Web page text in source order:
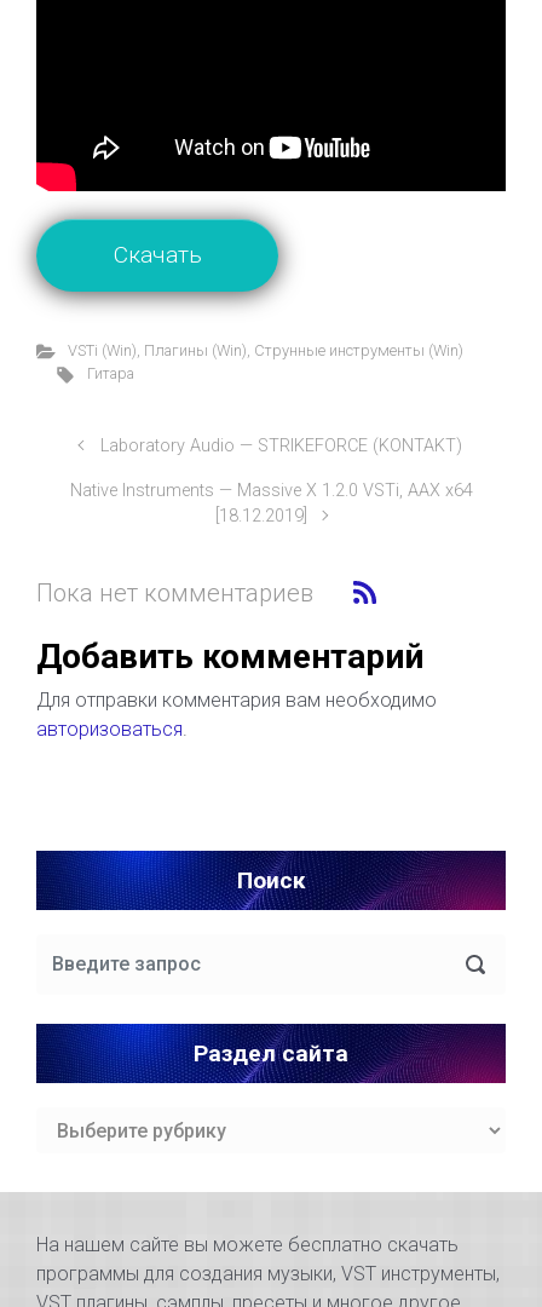
Скачать
VSTi (Win), Плагины (Win), Струнные инструменты (Win)
Гитара
Laboratory Audio — STRIKEFORCE (KONTAKT)
Native Instruments — Massive X 1.2.0 VSTi, AAX x64
[18.12.2019]
Пока нет комментариев
Добавить комментарий
Для отправки комментария вам необходимо
авторизоваться.
Поиск
Раздел сайта
Раздел
На нашем сайте вы можете бесплатно скачать
программы для создания музыки, VST инструменты,